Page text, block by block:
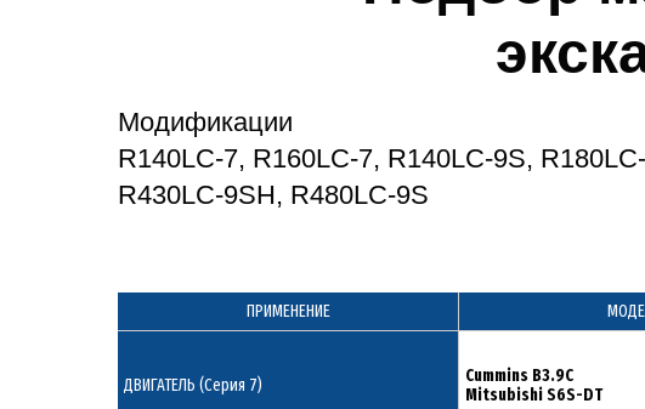
Модификации
R140LC-7, R160LC-7, R140LC-9S,
R430LC-9SH, R480LC-9S
ПРИМЕНЕНИЕ
ДВИГАТЕЛЬ (Серия 7)
Cummins B3.9C
Mitsubishi S6S-DT